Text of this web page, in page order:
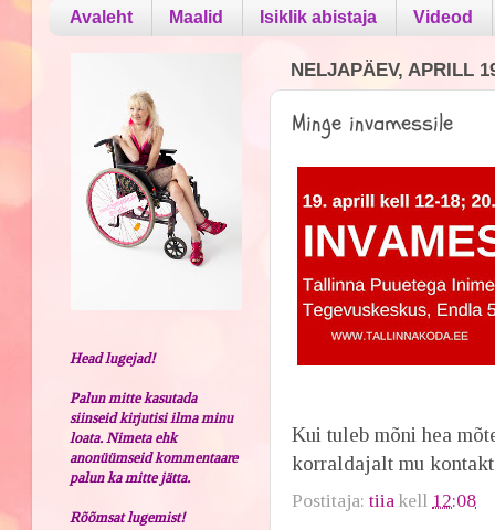
Avaleht Maalid Isiklik abistaja Videod
NELJAPÄEV, APRILL
Minge invamessile
Kui tuleb mõni hea
korraldajalt mu
Postitaja:tiia kell 12:08
Head lugejad!
Palun mitte kasutada
siinseid kirjutisi ilma minu
loata. Nimeta ehk
anonüümseid kommentaare
palun ka mitte jätta.
Rõõmsat lugemist!